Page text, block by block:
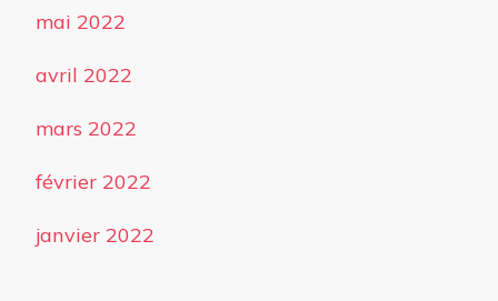
mai 2022
avril 2022
mars 2022
février 2022
janvier 2022